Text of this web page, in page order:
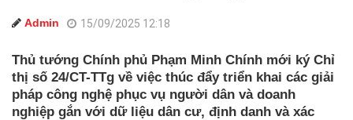
Admin 15/09/2025 12:18
Thủ tướng Chính phủ Phạm Minh Chính mới ký Chỉ
thị số 24/CT-TTg về việc thúc đẩy triển khai các giải
pháp công nghệ phục vụ người dân và doanh
nghiệp gắn với dữ liệu dân cư, định danh và xác